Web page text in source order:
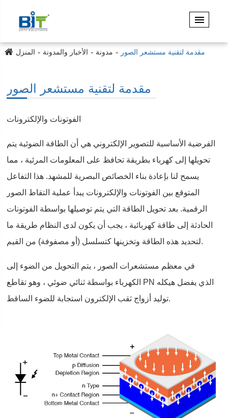
المنزل الأخبار والمدونة مدونة مقدمة لتقنية مستشعر الصور
مقدمة لتقنية مستشعر الصور
الفوتونات والإلكترونات
الفرضية الأساسية للتصوير الإلكتروني هي أن الطاقة الضوئية يتم
تحويلها إلى كهرباء بطريقة تحافظ على المعلومات المرئية ، مما
يسمح لنا بإعادة بناء الخصائص البصرية للمشهد. هذا التفاعل
المتوقع بين الفوتونات والإلكترونات يبدأ عملية التقاط الصور
الرقمية. بعد تحويل الطاقة التي يتم توصيلها بواسطة الفوتونات
الحادثة إلى طاقة كهربائية ، يجب أن يكون لدى النظام طريقة ما
لتحديد هذه الطاقة وتخزينها كتسلسل (أو مصفوفة) من القيم.
في معظم مستشعرات الصور ، يتم التحويل من الضوء إلى
الكهرباء بواسطة ثنائي ضوئي ، وهو تقاطع PN الذي يفضل هيكله
توليد أزواج ثقب الإلكترون استجابة للضوء الساقط.